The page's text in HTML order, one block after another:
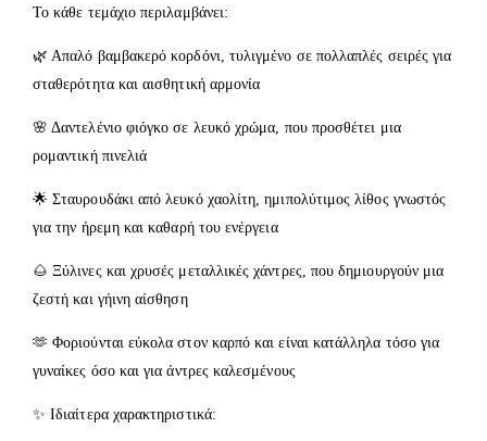
Το κάθε τεμάχιο περιλαμβάνει:
🌿 Απαλό βαμβακερό κορδόνι, τυλιγμένο σε πολλαπλές σειρές για
σταθερότητα και αισθητική αρμονία
🌸 Δαντελένιο φιόγκο σε λευκό χρώμα, που προσθέτει μια
ρομαντική πινελιά
🌟 Σταυρουδάκι από λευκό χαολίτη, ημιπολύτιμος λίθος γνωστός
για την ήρεμη και καθαρή του ενέργεια
🌰 Ξύλινες και χρυσές μεταλλικές χάντρες, που δημιουργούν μια
ζεστή και γήινη αίσθηση
🫶 Φοριούνται εύκολα στον καρπό και είναι κατάλληλα τόσο για
γυναίκες όσο και για άντρες καλεσμένους
✨ Ιδιαίτερα χαρακτηριστικά: